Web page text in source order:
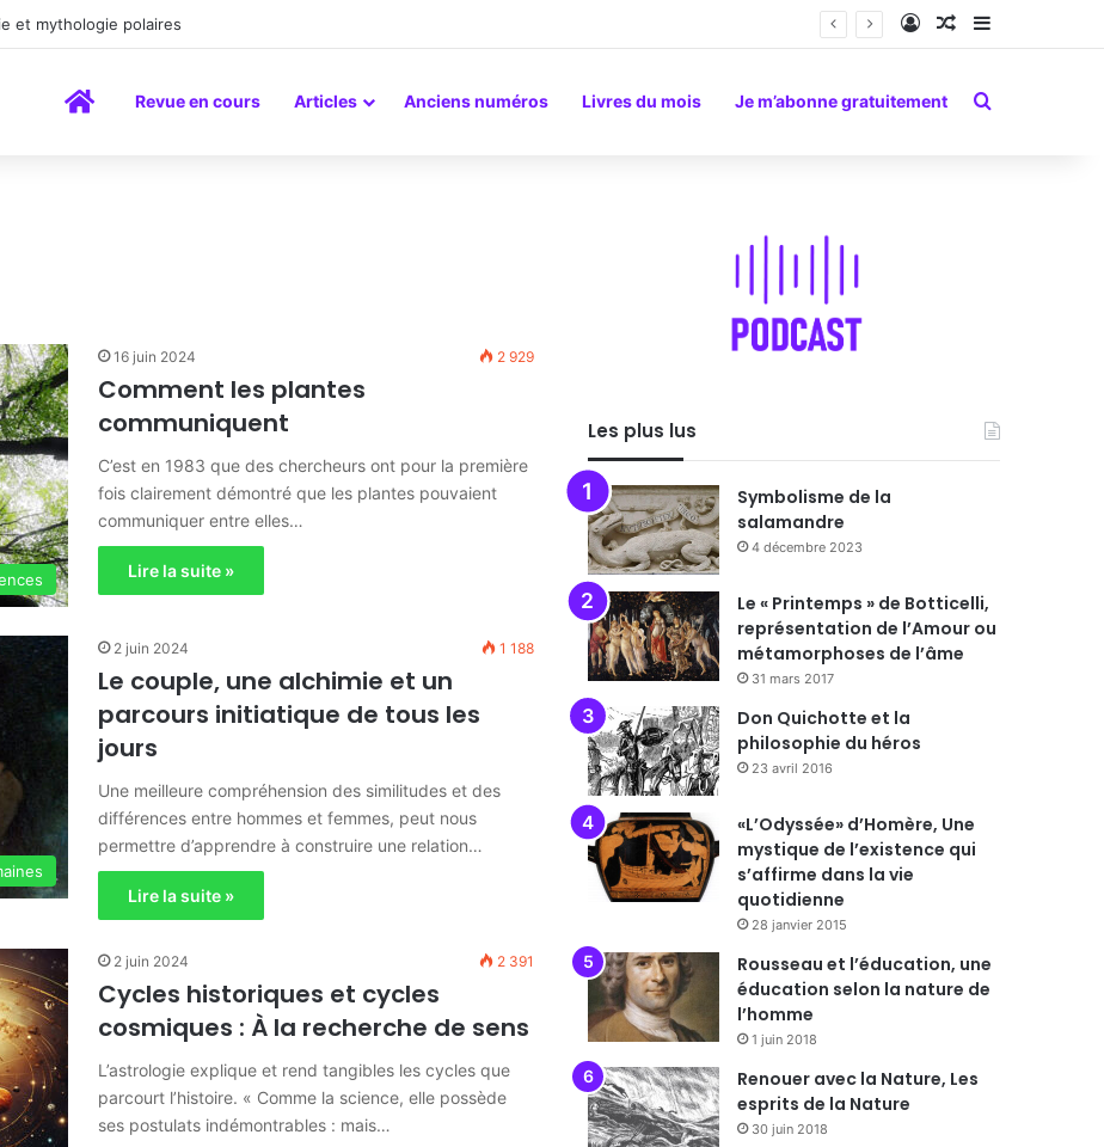
et mythologie polaires Connexion
Article Aléatoire
Sidebar
AccueilRevue en cours Articles Anciens numéros Livres du mois Je m’abonne gratuitement Rechercher
16 juin 2024 2 929
Comment les plantes
communiquent
C’est en 1983 que des chercheurs ont pour la première
fois clairement démontré que les plantes pouvaient
communiquer entre elles…
Lire la suite »
2 juin 2024 1 188
Le couple, une alchimie et un
parcours initiatique de tous les
jours
Une meilleure compréhension des similitudes et des
différences entre hommes et femmes, peut nous
permettre d’apprendre à construire une relation…
Lire la suite »
2 juin 2024 2 391
Cycles historiques et cycles
cosmiques : À la recherche de sens
L’astrologie explique et rend tangibles les cycles que
parcourt l’histoire. « Comme la science, elle possède
ses postulats indémontrables : mais…
Les plus lus
Symbolisme de la
salamandre
4 décembre 2023
Le « Printemps » de Botticelli,
représentation de l’Amour ou
métamorphoses de l’âme
31 mars 2017
Don Quichotte et la
philosophie du héros
23 avril 2016
«L’Odyssée» d’Homère, Une
mystique de l’existence qui
s’affirme dans la vie
quotidienne
28 janvier 2015
Rousseau et l’éducation, une
éducation selon la nature de
l’homme
1 juin 2018
Renouer avec la Nature, Les
esprits de la Nature
30 juin 2018